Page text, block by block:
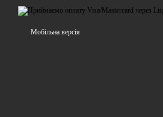
Мобільна версія